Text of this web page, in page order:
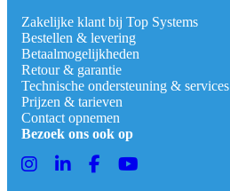
Zakelijke klant bij Top Systems
Bestellen & levering
Betaalmogelijkheden
Retour & garantie
Technische ondersteuning & services
Prijzen & tarieven
Contact opnemen
Bezoek ons ook op